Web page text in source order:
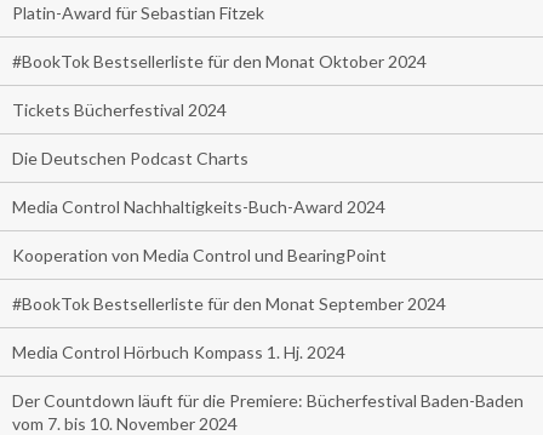
Platin-Award für Sebastian Fitzek
#BookTok Bestsellerliste für den Monat Oktober 2024
Tickets Bücherfestival 2024
Die Deutschen Podcast Charts
Media Control Nachhaltigkeits-Buch-Award 2024
Kooperation von Media Control und BearingPoint
#BookTok Bestsellerliste für den Monat September 2024
Media Control Hörbuch Kompass 1. Hj. 2024
Der Countdown läuft für die Premiere: Bücherfestival Baden-Baden
vom 7. bis 10. November 2024